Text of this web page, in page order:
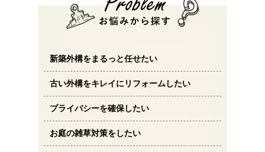
新築外構をまるっと任せたい
古い外構をキレイにリフォームしたい
プライバシーを確保したい
お庭の雑草対策をしたい